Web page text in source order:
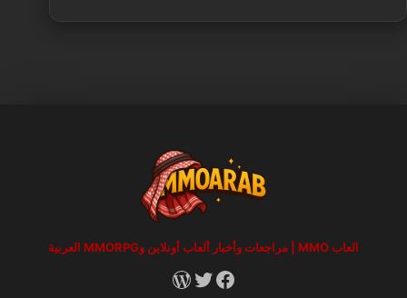
العاب MMO | مراجعات وأخبار ألعاب أونلاين وMMORPG العربية
Facebook
X
RSS